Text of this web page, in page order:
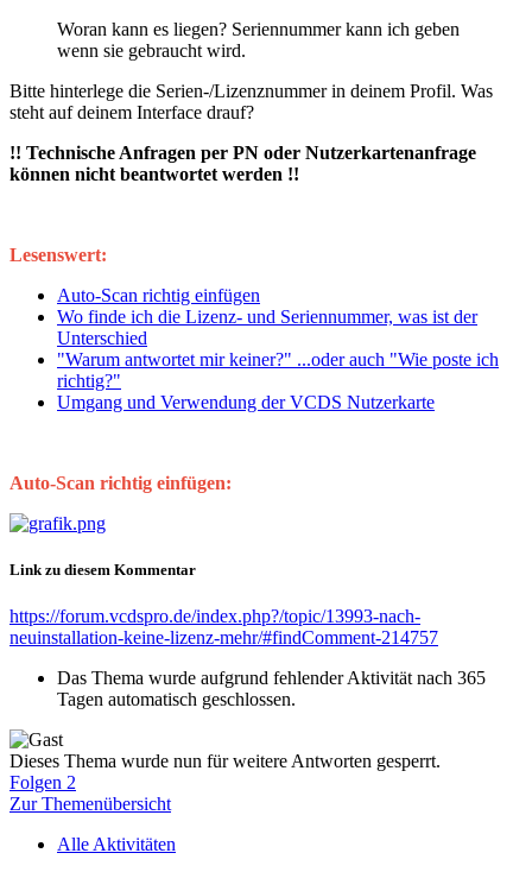
Woran kann es liegen? Seriennummer kann ich geben
wenn sie gebraucht wird.
Bitte hinterlege die Serien-/Lizenznummer in deinem Profil. Was
steht auf deinem Interface drauf?
!! Technische Anfragen per PN oder Nutzerkartenanfrage
können nicht beantwortet werden !!
Lesenswert:
Auto-Scan richtig einfügen
Wo finde ich die Lizenz- und Seriennummer, was ist der
Unterschied
"Warum antwortet mir keiner?" ...oder auch "Wie poste ich
richtig?"
Umgang und Verwendung der VCDS Nutzerkarte
Auto-Scan richtig einfügen:
Link zu diesem Kommentar
https://forum.vcdspro.de/index.php?/topic/13993-nach-
neuinstallation-keine-lizenz-mehr/#findComment-214757
Das Thema wurde aufgrund fehlender Aktivität nach 365
Tagen automatisch geschlossen.
Dieses Thema wurde nun für weitere Antworten gesperrt.
Folgen 2
Zur Themenübersicht
Alle Aktivitäten